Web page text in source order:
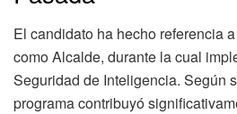
El candidato ha hecho referencia
como Alcalde, durante la cual
Seguridad de Inteligencia. Según
programa contribuyó